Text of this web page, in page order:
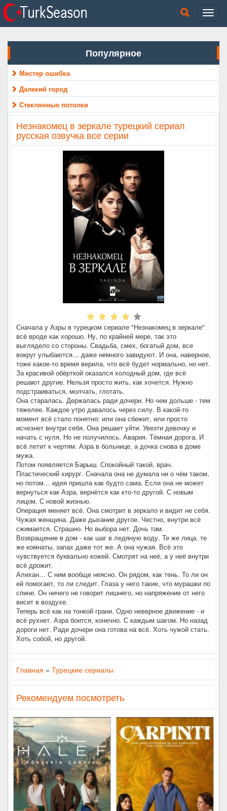
Популярное
Мистер ошибка
Далекий город
Стеклянные потолки
Незнакомец в зеркале турецкий сериал
русская озвучка все серии
Сначала у Азры в турецком сериале "Незнакомец в зеркале"
всё вроде как хорошо. Ну, по крайней мере, так это
выглядело со стороны. Свадьба, смех, богатый дом, все
вокруг улыбаются… даже немного завидуют. И она, наверное,
тоже какое-то время верила, что всё будет нормально, но нет.
За красивой обёрткой оказался холодный дом, где всё
решают другие. Нельзя просто жить, как хочется. Нужно
подстраиваться, молчать, глотать.
Она старалась. Держалась ради дочери. Но чем дольше - тем
тяжелее. Каждое утро давалось через силу. В какой-то
момент всё стало понятно: или она сбежит, или просто
исчезнет внутри себя. Она решает уйти. Увезти девочку и
начать с нуля. Но не получилось. Авария. Тёмная дорога. И
всё летит к чертям. Азра в больнице, а дочка снова в доме
мужа.
Потом появляется Барыш. Спокойный такой, врач.
Пластический хирург. Сначала она не думала ни о чём таком,
но потом… идея пришла как будто сама. Если она не может
вернуться как Азра, вернётся как кто-то другой. С новым
лицом. С новой жизнью.
Операция меняет всё. Она смотрит в зеркало и видит не себя.
Чужая женщина. Даже дыхание другое. Честно, внутри всё
сжимается. Страшно. Но выбора нет. Дочь там.
Возвращение в дом - как шаг в ледяную воду. Те же лица, те
же комнаты, запах даже тот же. А она чужая. Всё это
чувствуется буквально кожей. Смотрят на неё, а у неё внутри
всё дрожит.
Алихан… С ним вообще неясно. Он рядом, как тень. То ли он
ей помогает, то ли следит. Глаза у него такие, что мурашки по
спине. Он ничего не говорит лишнего, но напряжение от него
висит в воздухе.
Теперь всё как на тонкой грани. Одно неверное движение - и
всё рухнет. Азра боится, конечно. С каждым шагом. Но назад
дороги нет. Ради дочери она готова на всё. Хоть чужой стать.
Хоть собой, но другой.
Главная » Турецкие сериалы
Рекомендуем посмотреть